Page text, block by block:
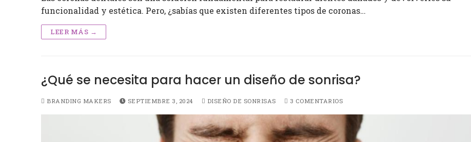
funcionalidad y estética. Pero, ¿sabías que existen diferentes tipos de coronas…
LEER MÁS →
¿Qué se necesita para hacer un diseño de sonrisa?
BRANDING MAKERS SEPTIEMBRE 3, 2024 DISEÑO DE SONRISAS 3 COMENTARIOS